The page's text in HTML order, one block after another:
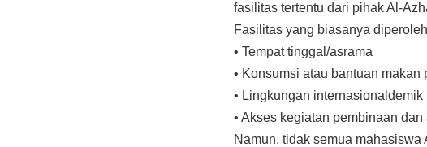
fasilitas tertentu dari pihak Al-
Fasilitas yang biasanya
• Tempat tinggal/asrama
• Konsumsi atau bantuan makan
• Lingkungan
• Akses kegiatan pembinaan dan
Namun, tidak semua